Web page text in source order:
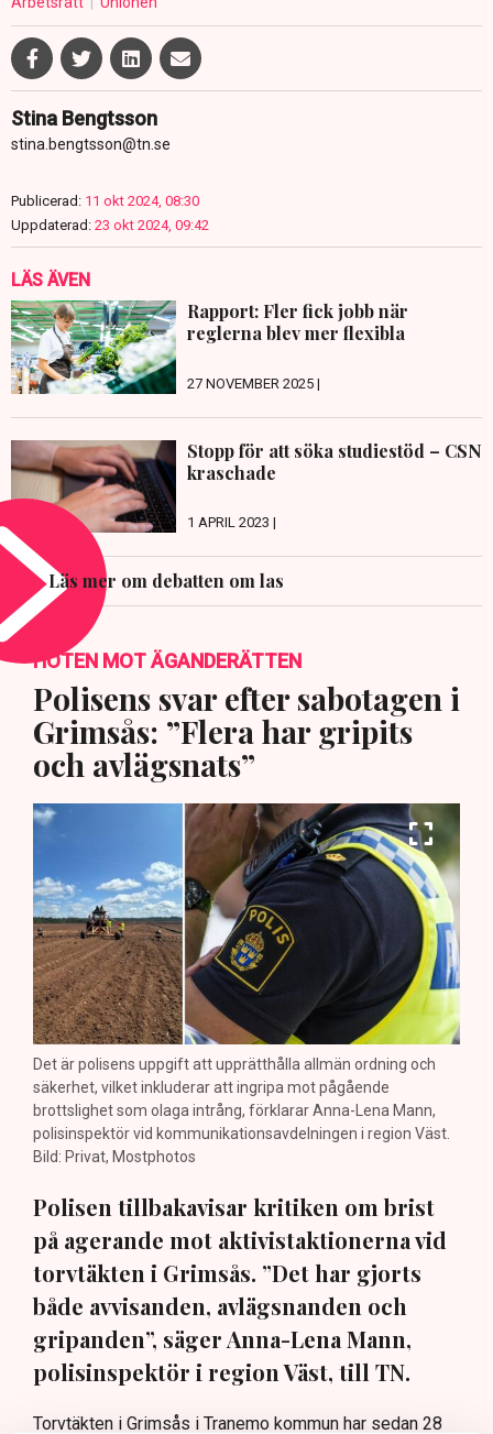
Stina Bengtsson
stina.bengtsson@tn.se
Publicerad: 11 okt 2024, 08:30
Uppdaterad: 23 okt 2024, 09:42
LÄS ÄVEN
Rapport: Fler fick jobb när
reglerna blev mer flexibla
27 NOVEMBER 2025 |
Stopp för att söka studiestöd – CSN
kraschade
1 APRIL 2023 |
Läs mer om debatten om las
HOTEN MOT ÄGANDERÄTTEN
Polisens svar efter sabotagen i
Grimsås: ”Flera har gripits
och avlägsnats”
Det är polisens uppgift att upprätthålla allmän ordning och
säkerhet, vilket inkluderar att ingripa mot pågående
brottslighet som olaga intrång, förklarar Anna-Lena Mann,
polisinspektör vid kommunikationsavdelningen i region Väst.
Bild: Privat, Mostphotos
Polisen tillbakavisar kritiken om brist
på agerande mot aktivistaktionerna vid
torvtäkten i Grimsås. ”Det har gjorts
både avvisanden, avlägsnanden och
gripanden”, säger Anna-Lena Mann,
polisinspektör i region Väst, till TN.
Torvtäkten i Grimsås i Tranemo kommun har sedan 28